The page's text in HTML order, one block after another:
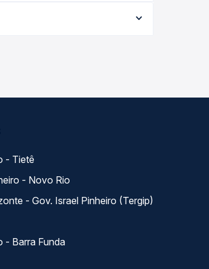
e garante a melhor oferta
- Tietê
- Novo Rio
- Gov. Israel Pinheiro (Tergip)
- Barra Funda